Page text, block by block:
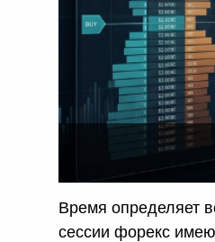
Время определяет
сессии форекс